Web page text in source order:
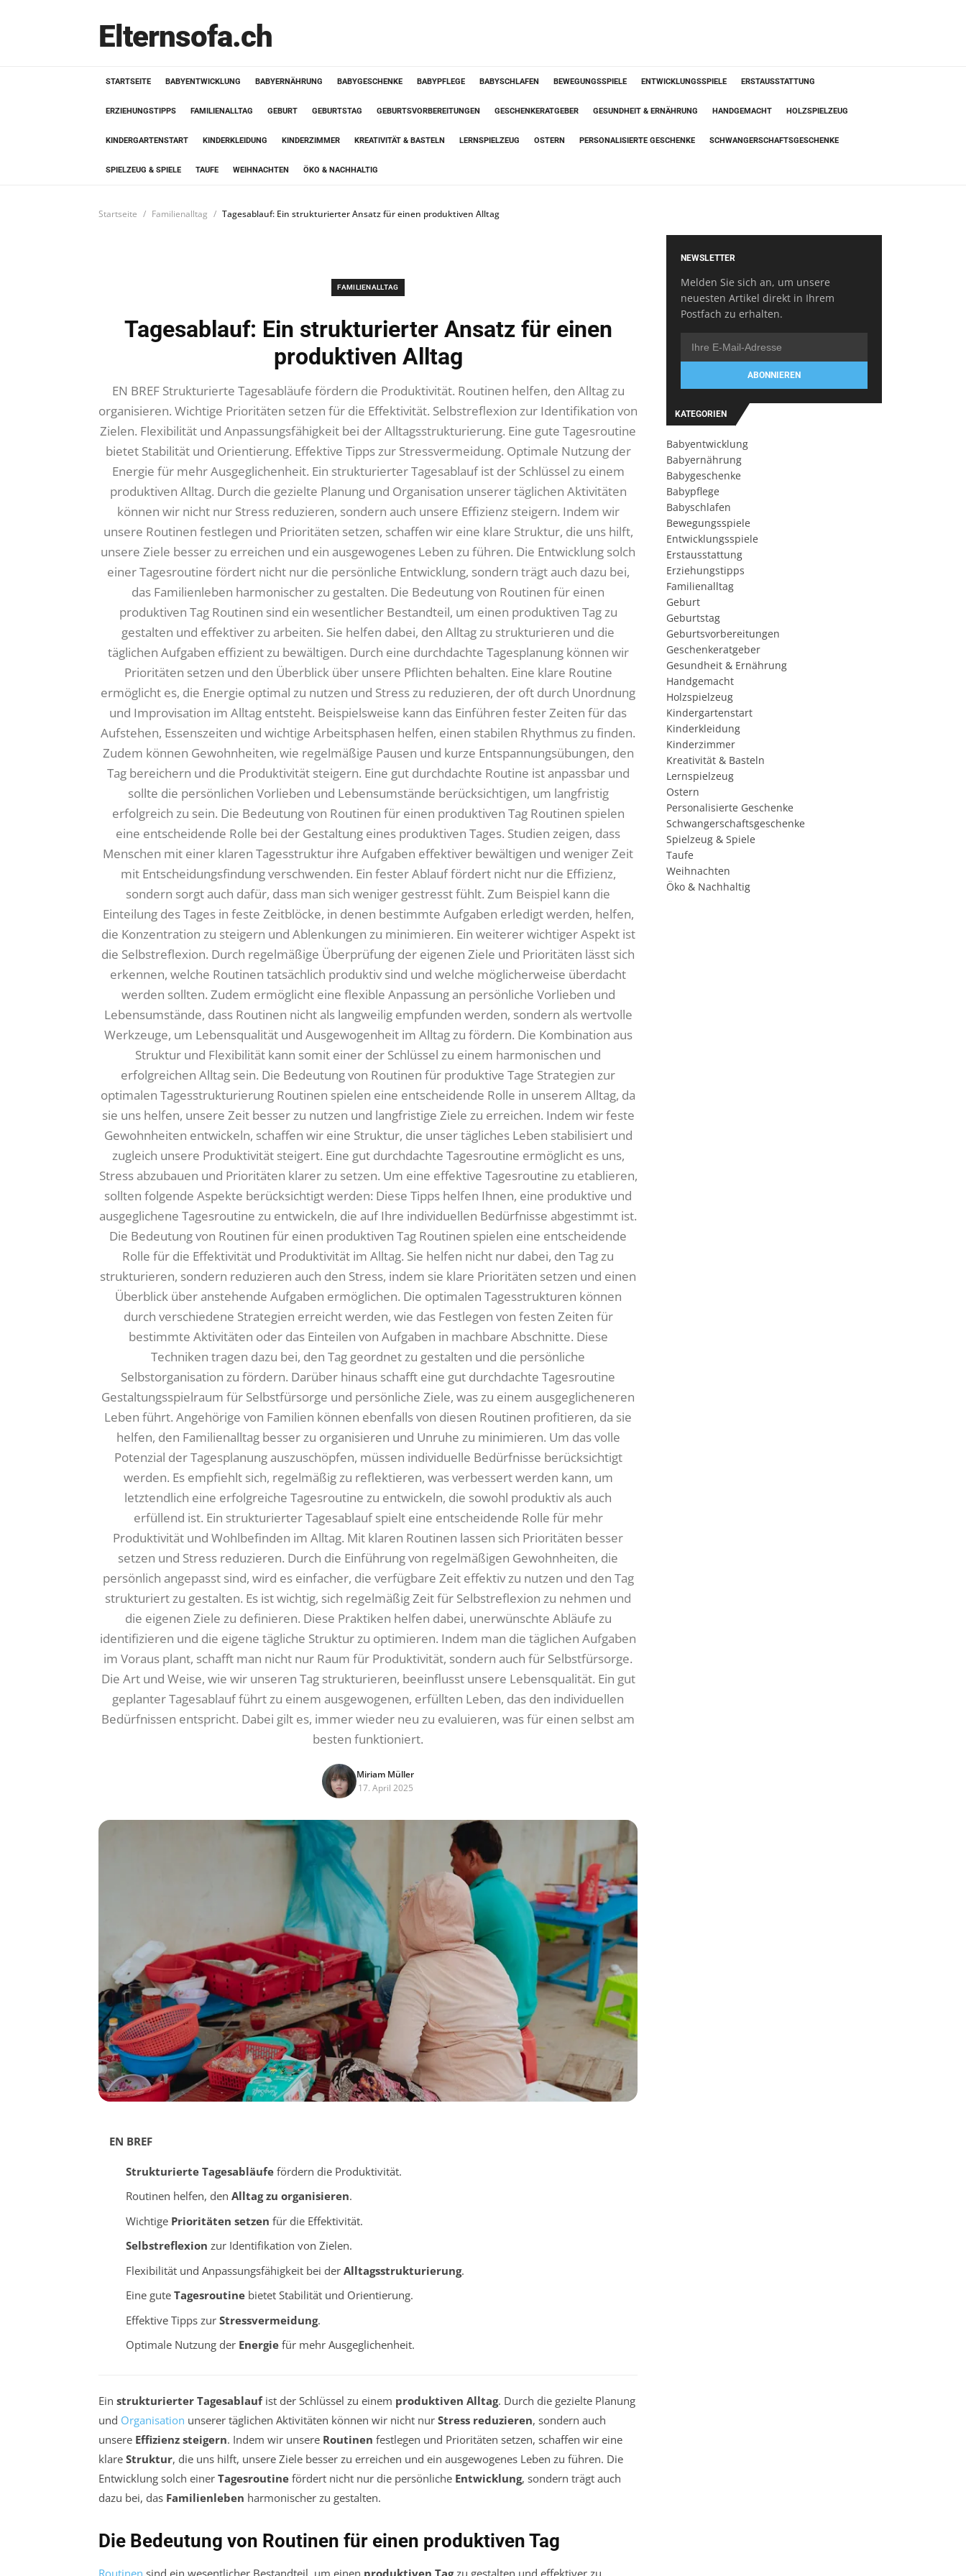
Elternsofa.ch
STARTSEITE BABYENTWICKLUNG BABYERNÄHRUNG BABYGESCHENKE BABYPFLEGE BABYSCHLAFEN BEWEGUNGSSPIELE ENTWICKLUNGSSPIELE ERSTAUSSTATTUNG
ERZIEHUNGSTIPPS FAMILIENALLTAG GEBURT GEBURTSTAG GEBURTSVORBEREITUNGEN GESCHENKERATGEBER GESUNDHEIT & ERNÄHRUNG HANDGEMACHT HOLZSPIELZEUG
KINDERGARTENSTART KINDERKLEIDUNG KINDERZIMMER KREATIVITÄT & BASTELN LERNSPIELZEUG OSTERN PERSONALISIERTE GESCHENKE SCHWANGERSCHAFTSGESCHENKE
SPIELZEUG & SPIELE TAUFE WEIHNACHTEN ÖKO & NACHHALTIG
Startseite Familienalltag Tagesablauf: Ein strukturierter Ansatz für einen produktiven Alltag
FAMILIENALLTAG
Tagesablauf: Ein strukturierter Ansatz für einen
produktiven Alltag
EN BREF Strukturierte Tagesabläufe fördern die Produktivität. Routinen helfen, den Alltag zu
organisieren. Wichtige Prioritäten setzen für die Effektivität. Selbstreflexion zur Identifikation von
Zielen. Flexibilität und Anpassungsfähigkeit bei der Alltagsstrukturierung. Eine gute Tagesroutine
bietet Stabilität und Orientierung. Effektive Tipps zur Stressvermeidung. Optimale Nutzung der
Energie für mehr Ausgeglichenheit. Ein strukturierter Tagesablauf ist der Schlüssel zu einem
produktiven Alltag. Durch die gezielte Planung und Organisation unserer täglichen Aktivitäten
können wir nicht nur Stress reduzieren, sondern auch unsere Effizienz steigern. Indem wir
unsere Routinen festlegen und Prioritäten setzen, schaffen wir eine klare Struktur, die uns hilft,
unsere Ziele besser zu erreichen und ein ausgewogenes Leben zu führen. Die Entwicklung solch
einer Tagesroutine fördert nicht nur die persönliche Entwicklung, sondern trägt auch dazu bei,
das Familienleben harmonischer zu gestalten. Die Bedeutung von Routinen für einen
produktiven Tag Routinen sind ein wesentlicher Bestandteil, um einen produktiven Tag zu
gestalten und effektiver zu arbeiten. Sie helfen dabei, den Alltag zu strukturieren und die
täglichen Aufgaben effizient zu bewältigen. Durch eine durchdachte Tagesplanung können wir
Prioritäten setzen und den Überblick über unsere Pflichten behalten. Eine klare Routine
ermöglicht es, die Energie optimal zu nutzen und Stress zu reduzieren, der oft durch Unordnung
und Improvisation im Alltag entsteht. Beispielsweise kann das Einführen fester Zeiten für das
Aufstehen, Essenszeiten und wichtige Arbeitsphasen helfen, einen stabilen Rhythmus zu finden.
Zudem können Gewohnheiten, wie regelmäßige Pausen und kurze Entspannungsübungen, den
Tag bereichern und die Produktivität steigern. Eine gut durchdachte Routine ist anpassbar und
sollte die persönlichen Vorlieben und Lebensumstände berücksichtigen, um langfristig
erfolgreich zu sein. Die Bedeutung von Routinen für einen produktiven Tag Routinen spielen
eine entscheidende Rolle bei der Gestaltung eines produktiven Tages. Studien zeigen, dass
Menschen mit einer klaren Tagesstruktur ihre Aufgaben effektiver bewältigen und weniger Zeit
mit Entscheidungsfindung verschwenden. Ein fester Ablauf fördert nicht nur die Effizienz,
sondern sorgt auch dafür, dass man sich weniger gestresst fühlt. Zum Beispiel kann die
Einteilung des Tages in feste Zeitblöcke, in denen bestimmte Aufgaben erledigt werden, helfen,
die Konzentration zu steigern und Ablenkungen zu minimieren. Ein weiterer wichtiger Aspekt ist
die Selbstreflexion. Durch regelmäßige Überprüfung der eigenen Ziele und Prioritäten lässt sich
erkennen, welche Routinen tatsächlich produktiv sind und welche möglicherweise überdacht
werden sollten. Zudem ermöglicht eine flexible Anpassung an persönliche Vorlieben und
Lebensumstände, dass Routinen nicht als langweilig empfunden werden, sondern als wertvolle
Werkzeuge, um Lebensqualität und Ausgewogenheit im Alltag zu fördern. Die Kombination aus
Struktur und Flexibilität kann somit einer der Schlüssel zu einem harmonischen und
erfolgreichen Alltag sein. Die Bedeutung von Routinen für produktive Tage Strategien zur
optimalen Tagesstrukturierung Routinen spielen eine entscheidende Rolle in unserem Alltag, da
sie uns helfen, unsere Zeit besser zu nutzen und langfristige Ziele zu erreichen. Indem wir feste
Gewohnheiten entwickeln, schaffen wir eine Struktur, die unser tägliches Leben stabilisiert und
zugleich unsere Produktivität steigert. Eine gut durchdachte Tagesroutine ermöglicht es uns,
Stress abzubauen und Prioritäten klarer zu setzen. Um eine effektive Tagesroutine zu etablieren,
sollten folgende Aspekte berücksichtigt werden: Diese Tipps helfen Ihnen, eine produktive und
ausgeglichene Tagesroutine zu entwickeln, die auf Ihre individuellen Bedürfnisse abgestimmt ist.
Die Bedeutung von Routinen für einen produktiven Tag Routinen spielen eine entscheidende
Rolle für die Effektivität und Produktivität im Alltag. Sie helfen nicht nur dabei, den Tag zu
strukturieren, sondern reduzieren auch den Stress, indem sie klare Prioritäten setzen und einen
Überblick über anstehende Aufgaben ermöglichen. Die optimalen Tagesstrukturen können
durch verschiedene Strategien erreicht werden, wie das Festlegen von festen Zeiten für
bestimmte Aktivitäten oder das Einteilen von Aufgaben in machbare Abschnitte. Diese
Techniken tragen dazu bei, den Tag geordnet zu gestalten und die persönliche
Selbstorganisation zu fördern. Darüber hinaus schafft eine gut durchdachte Tagesroutine
Gestaltungsspielraum für Selbstfürsorge und persönliche Ziele, was zu einem ausgeglicheneren
Leben führt. Angehörige von Familien können ebenfalls von diesen Routinen profitieren, da sie
helfen, den Familienalltag besser zu organisieren und Unruhe zu minimieren. Um das volle
Potenzial der Tagesplanung auszuschöpfen, müssen individuelle Bedürfnisse berücksichtigt
werden. Es empfiehlt sich, regelmäßig zu reflektieren, was verbessert werden kann, um
letztendlich eine erfolgreiche Tagesroutine zu entwickeln, die sowohl produktiv als auch
erfüllend ist. Ein strukturierter Tagesablauf spielt eine entscheidende Rolle für mehr
Produktivität und Wohlbefinden im Alltag. Mit klaren Routinen lassen sich Prioritäten besser
setzen und Stress reduzieren. Durch die Einführung von regelmäßigen Gewohnheiten, die
persönlich angepasst sind, wird es einfacher, die verfügbare Zeit effektiv zu nutzen und den Tag
strukturiert zu gestalten. Es ist wichtig, sich regelmäßig Zeit für Selbstreflexion zu nehmen und
die eigenen Ziele zu definieren. Diese Praktiken helfen dabei, unerwünschte Abläufe zu
identifizieren und die eigene tägliche Struktur zu optimieren. Indem man die täglichen Aufgaben
im Voraus plant, schafft man nicht nur Raum für Produktivität, sondern auch für Selbstfürsorge.
Die Art und Weise, wie wir unseren Tag strukturieren, beeinflusst unsere Lebensqualität. Ein gut
geplanter Tagesablauf führt zu einem ausgewogenen, erfüllten Leben, das den individuellen
Bedürfnissen entspricht. Dabei gilt es, immer wieder neu zu evaluieren, was für einen selbst am
besten funktioniert.
Miriam Müller
17. April 2025
EN BREF
Strukturierte Tagesabläufefördern die Produktivität.
Routinen helfen, den Alltag zu organisieren.
Wichtige Prioritäten setzen für die Effektivität.
Selbstreflexion zur Identifikation von Zielen.
Flexibilität und Anpassungsfähigkeit bei der Alltagsstrukturierung.
Eine gute Tagesroutinebietet Stabilität und Orientierung.
Effektive Tipps zur Stressvermeidung.
Optimale Nutzung der Energiefür mehr Ausgeglichenheit.
Ein strukturierter Tagesablaufist der Schlüssel zu einem produktiven Alltag. Durch die gezielte Planung
und Organisation unserer täglichen Aktivitäten können wir nicht nur Stress reduzieren, sondern auch
unsere Effizienz steigern. Indem wir unsere Routinen festlegen und Prioritäten setzen, schaffen wir eine
klare Struktur, die uns hilft, unsere Ziele besser zu erreichen und ein ausgewogenes Leben zu führen. Die
Entwicklung solch einer Tagesroutine fördert nicht nur die persönliche Entwicklung, sondern trägt auch
dazu bei, das Familienleben harmonischer zu gestalten.
Die Bedeutung von Routinen für einen produktiven Tag
NEWSLETTER
Melden Sie sich an, um unsere
neuesten Artikel direkt in Ihrem
Postfach zu erhalten.
ABONNIEREN
KATEGORIEN
Babyentwicklung
Babyernährung
Babygeschenke
Babypflege
Babyschlafen
Bewegungsspiele
Entwicklungsspiele
Erstausstattung
Erziehungstipps
Familienalltag
Geburt
Geburtstag
Geburtsvorbereitungen
Geschenkeratgeber
Gesundheit & Ernährung
Handgemacht
Holzspielzeug
Kindergartenstart
Kinderkleidung
Kinderzimmer
Kreativität & Basteln
Lernspielzeug
Ostern
Personalisierte Geschenke
Schwangerschaftsgeschenke
Spielzeug & Spiele
Taufe
Weihnachten
Öko & Nachhaltig